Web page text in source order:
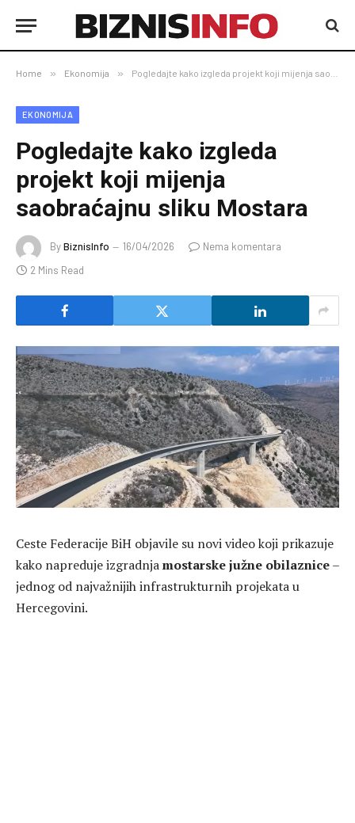
Home » Ekonomija » Pogledajte kako izgleda projekt koji mijenja saobraćajnu sliku Mostara
EKONOMIJA
Pogledajte kako izgleda
projekt koji mijenja
saobraćajnu sliku Mostara
ByBiznisInfo 16/04/2026
Nema komentara
2 Mins Read
Ceste Federacije BiH objavile su novi video koji prikazuje
kako napreduje izgradnjamostarske južne obilaznice–
jednog od najvažnijih infrastrukturnih projekata u
Hercegovini.